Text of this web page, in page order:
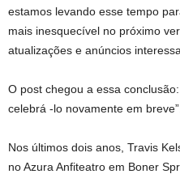
estamos levando esse tempo
mais inesquecível no próximo
atualizações e anúncios
O post chegou a essa
celebrá -lo novamente em breve”.
Nos últimos dois anos, Travis
no Azura Anfiteatro em Boner